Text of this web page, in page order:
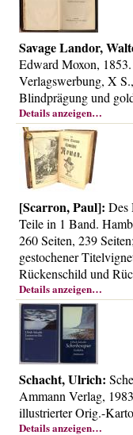
Savage Landor,
Edward Moxon,
Verlagswerbung, X
Blindprägung und
Details anzeigen…
[Scarron, Paul]: Des
Teile in 1 Band.
260 Seiten, 239
gestochener
Rückenschild und
Details anzeigen…
Schacht, Ulrich:
Ammann Verlag,
illustrierter Orig.-
Details anzeigen…